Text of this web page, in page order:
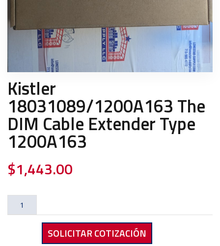
Kistler
18031089/1200A163 The
DIM Cable Extender Type
1200A163
$1,443.00
Kistler
18031089/1200A163
SOLICITAR COTIZACIÓN